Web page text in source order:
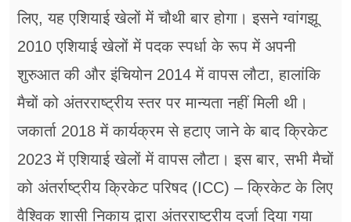
लिए, यह एशियाई खेलों में चौथी बार होगा। इसने ग्वांगझू
2010 एशियाई खेलों में पदक स्पर्धा के रूप में अपनी
शुरुआत की और इंचियोन 2014 में वापस लौटा, हालांकि
मैचों को अंतरराष्ट्रीय स्तर पर मान्यता नहीं मिली थी।
जकार्ता 2018 में कार्यक्रम से हटाए जाने के बाद क्रिकेट
2023 में एशियाई खेलों में वापस लौटा। इस बार, सभी मैचों
को अंतर्राष्ट्रीय क्रिकेट परिषद (ICC) – क्रिकेट के लिए
वैश्विक शासी निकाय द्वारा अंतरराष्ट्रीय दर्जा दिया गया